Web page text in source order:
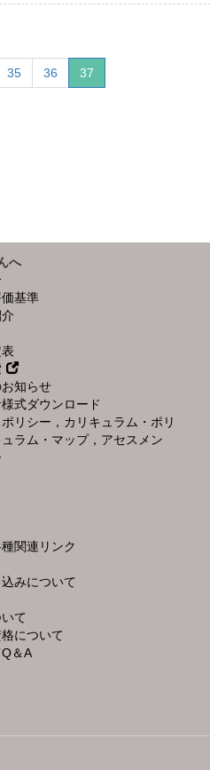
35 36 37
へ
基準
知らせ
式ダウンロード
リシー，カリキュラム・ポリ
ラム・マップ，アセスメン
関連リンク
みについて
て
について
＆A